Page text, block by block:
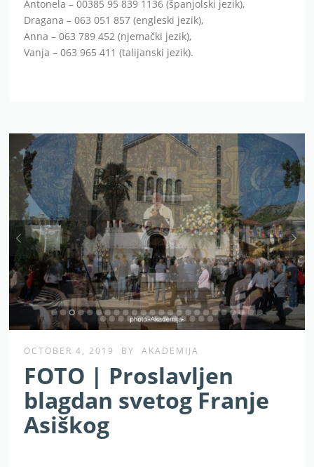
Antonela – 00385 95 839 1136 (španjolski jezik),
Dragana – 063 051 857 (engleski jezik),
Anna – 063 789 452 (njemački jezik),
Vanja – 063 965 411 (talijanski jezik).
OCTOBER 4, 2019 BY AKADEMIJA
FOTO | Proslavljen
blagdan svetog Franje
Asiškog